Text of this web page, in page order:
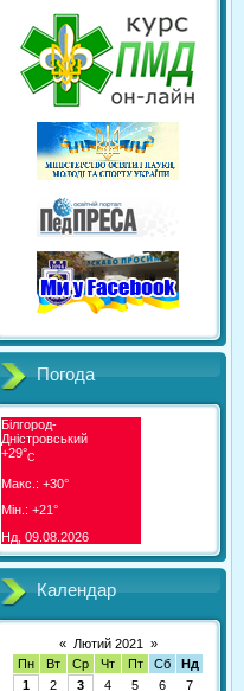
Погода
Білгород-
Дністровський
+29°C
Макс.: +30°
Мін.: +21°
Нд, 09.08.2026
Календар
« Лютий 2021
»
Пн
Вт Ср Чт Пт Сб
Нд
1
2 3 4 5 6
7